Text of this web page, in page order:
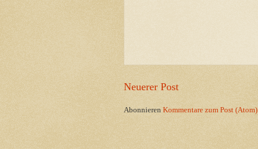
Neuerer Post
Abonnieren Kommentare zum Post (Atom)